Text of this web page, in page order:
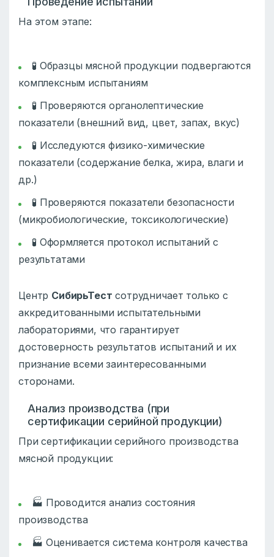
На этом этапе:
🧪 Образцы мясной продукции подвергаются
комплексным испытаниям
🧪 Проверяются органолептические
показатели (внешний вид, цвет, запах, вкус)
🧪 Исследуются физико-химические
показатели (содержание белка, жира, влаги и
др.)
🧪 Проверяются показатели безопасности
(микробиологические, токсикологические)
🧪 Оформляется протокол испытаний с
результатами
Центр СибирьТест сотрудничает только с
аккредитованными испытательными
лабораториями, что гарантирует
достоверность результатов испытаний и их
признание всеми заинтересованными
сторонами.
Анализ производства (при
сертификации серийной продукции)
При сертификации серийного производства
мясной продукции:
🏭 Проводится анализ состояния
производства
🏭 Оценивается система контроля качества